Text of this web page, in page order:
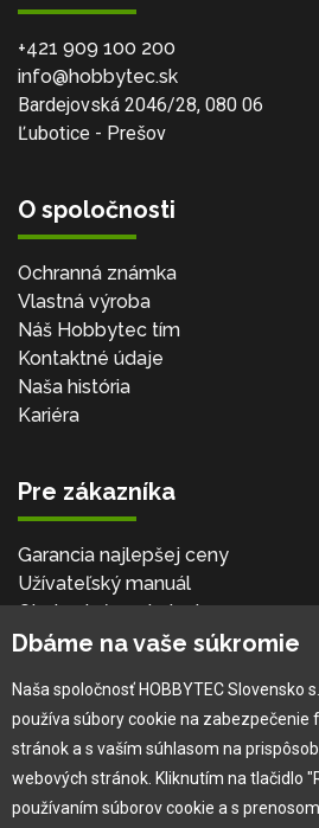
+421 909 100 200
info@hobbytec.sk
Bardejovská 2046/28, 080 06
Ľubotice - Prešov
O spoločnosti
Ochranná známka
Vlastná výroba
Náš Hobbytec tím
Kontaktné údaje
Naša história
Kariéra
Pre zákazníka
Garancia najlepšej ceny
Užívateľský manuál
Obchodné podmienky
Zákazník & partner
Novinky
Dbáme na vaše súkromie
Naša spoločnosť HOBBYTEC Slovensko
používa súbory cookie na zabezpečenie
stránok a s vaším súhlasom na
webových stránok. Kliknutím na tlačidlo
používaním súborov cookie a s